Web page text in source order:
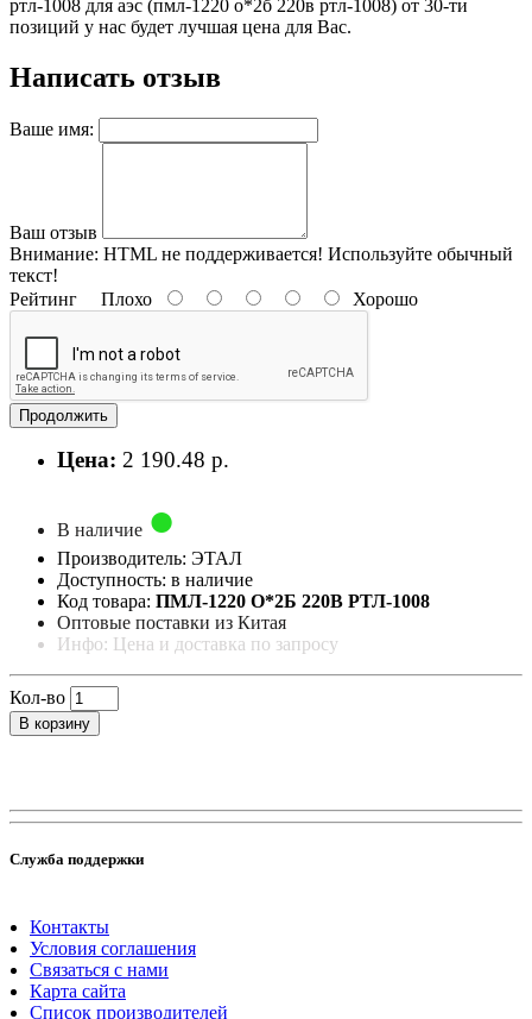
ртл-1008 для аэс (пмл-1220 о*2б 220в ртл-1008) от 30-ти
позиций у нас будет лучшая цена для Вас.
Написать отзыв
Ваше имя:
Ваш отзыв
Внимание: HTML не поддерживается! Используйте обычный
текст!
Рейтинг Плохо Хорошо
Продолжить
Цена: 2 190.48 р.
В наличие
Производитель: ЭТАЛ
Доступность: в наличие
Код товара: ПМЛ-1220 О*2Б 220В РТЛ-1008
Оптовые поставки из Китая
Инфо: Цена и доставка по запросу
Кол-во
В корзину
Служба поддержки
Контакты
Условия соглашения
Связаться с нами
Карта сайта
Список производителей